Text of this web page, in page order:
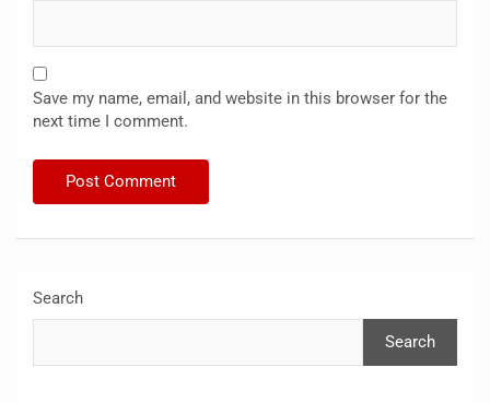
Save my name, email, and website in this browser for the
next time I comment.
Search
Search